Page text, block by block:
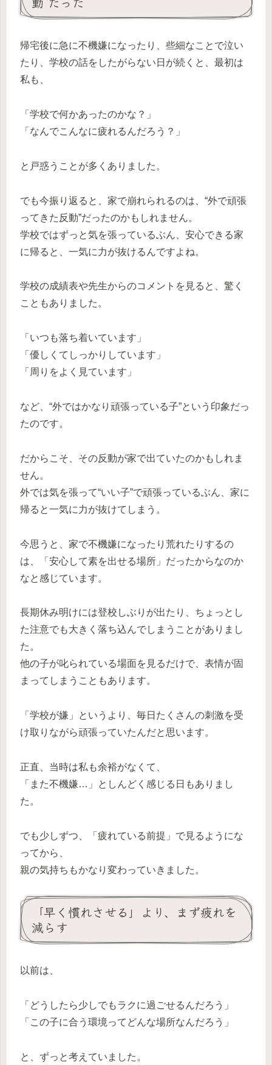
帰宅後に急に不機嫌になったり、些細なことで泣い
たり、学校の話をしたがらない日が続くと、最初は
私も、
「学校で何かあったのかな？」
「なんでこんなに疲れるんだろう？」
と戸惑うことが多くありました。
でも今振り返ると、家で崩れられるのは、“外で頑張
ってきた反動”だったのかもしれません。
学校ではずっと気を張っているぶん、安心できる家
に帰ると、一気に力が抜けるんですよね。
学校の成績表や先生からのコメントを見ると、驚く
こともありました。
「いつも落ち着いています」
「優しくてしっかりしています」
「周りをよく見ています」
など、“外ではかなり頑張っている子”という印象だっ
たのです。
だからこそ、その反動が家で出ていたのかもしれま
せん。
外では気を張って“いい子”で頑張っているぶん、家に
帰ると一気に力が抜けてしまう。
今思うと、家で不機嫌になったり荒れたりするの
は、「安心して素を出せる場所」だったからなのか
なと感じています。
長期休み明けには登校しぶりが出たり、ちょっとし
た注意でも大きく落ち込んでしまうことがありまし
た。
他の子が叱られている場面を見るだけで、表情が固
まってしまうこともあります。
「学校が嫌」というより、毎日たくさんの刺激を受
け取りながら頑張っていたんだと思います。
正直、当時は私も余裕がなくて、
「また不機嫌…」としんどく感じる日もありまし
た。
でも少しずつ、「疲れている前提」で見るようにな
ってから、
親の気持ちもかなり変わっていきました。
「早く慣れさせる」より、まず疲れを
減らす
以前は、
「どうしたら少しでもラクに過ごせるんだろう」
「この子に合う環境ってどんな場所なんだろう」
と、ずっと考えていました。